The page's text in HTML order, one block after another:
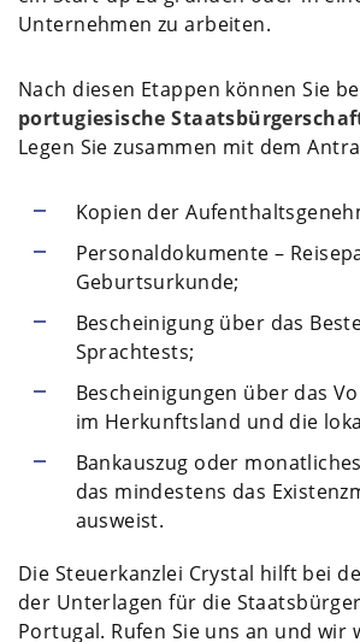
Unternehmen zu arbeiten.
Nach diesen Etappen können Sie
portugiesische
Legen Sie zusammen mit dem
Kopien der
Personaldokumente –
Geburtsurkunde;
Bescheinigung über das
Sprachtests;
Bescheinigungen über das
im Herkunftsland und die
Bankauszug oder
das mindestens das
ausweist.
Die Steuerkanzlei Crystal hilft bei
der Unterlagen für die
Portugal. Rufen Sie uns an und wir